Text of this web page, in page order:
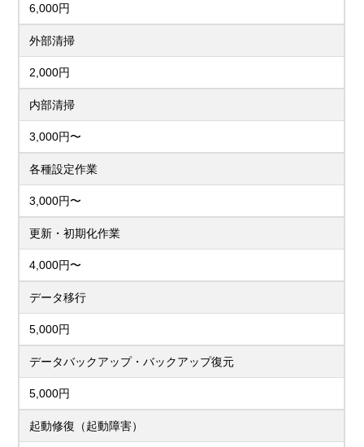
6,000円
外部清掃
2,000円
内部清掃
3,000円〜
各種設定作業
3,000円〜
更新・初期化作業
4,000円〜
データ移行
5,000円
データバックアップ・バックアップ復元
5,000円
起動修復（起動障害）